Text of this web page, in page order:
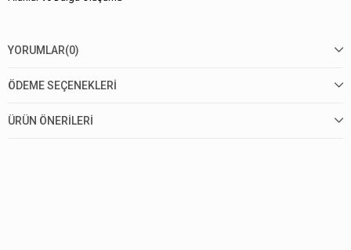
YORUMLAR(0)
ÖDEME SEÇENEKLERI
ÜRÜN ÖNERILERI